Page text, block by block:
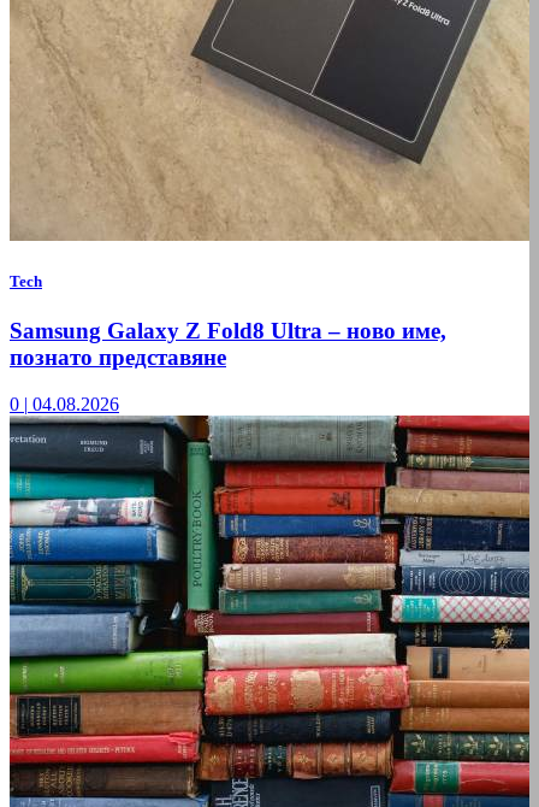
Tech
Samsung Galaxy Z Fold8 Ultra – ново име,
познато представяне
0 | 04.08.2026